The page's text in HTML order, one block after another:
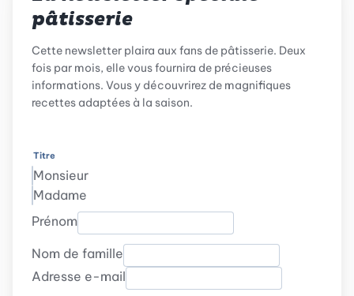
pâtisserie
Cette newsletter plaira aux fans de pâtisserie. Deux
fois par mois, elle vous fournira de précieuses
informations. Vous y découvrirez de magnifiques
recettes adaptées à la saison.
Titre
Monsieur
Madame
Prénom
Nom de famille
Adresse e-mail